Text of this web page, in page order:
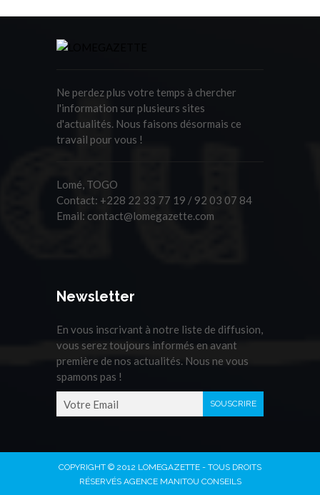
Ne perdez plus votre temps à chercher
l'information sur plusieurs sites
d'actualités. Nous faisons désormais ce
travail pour vous !
Lomé, TOGO
Contact: +228 22 33 77 19 / 92 03 07 84
Email: contact@lomegazette.com
Newsletter
En vous inscrivant à notre liste de diffusion,
vous serez toujours informés en avant
première de nos actualités. Nous ne vous
spamons pas !
COPYRIGHT © 2012 LOMEGAZETTE - TOUS DROITS
RÉSERVÉS AGENCE MANITOU CONSEILS